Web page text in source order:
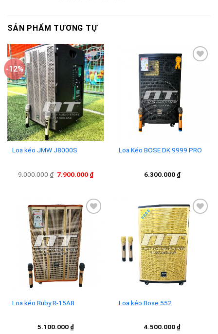
SẢN PHẨM TƯƠNG TỰ
-12%
Add to
wishlist
Loa kéo JMW J8000S
9.000.000₫ Giá
7.900.000 ₫Giá
7.900.000 ₫.
Loa Kéo BOSE DK 9999 PRO
6.300.000 ₫
Add to
wishlist
Loa kéo Ruby R-15A8
5.100.000 ₫
Add to
wishlist
Loa kéo Bose 552
4.500.000 ₫